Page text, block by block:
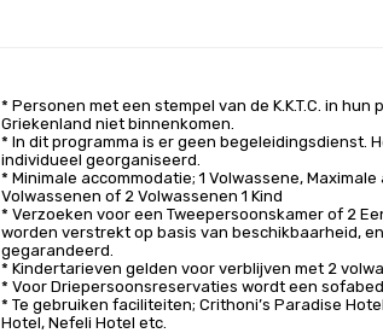
* Personen met een stempel van de K.K.T.C. in hun
Griekenland niet binnenkomen.
* In dit programma is er geen begeleidingsdienst.
individueel georganiseerd.
* Minimale accommodatie; 1 Volwassene,
Volwassenen of 2 Volwassenen 1 Kind
* Verzoeken voor een Tweepersoonskamer of 2
worden verstrekt op basis van beschikbaarheid,
gegarandeerd.
* Kindertarieven gelden voor verblijven met 2
* Voor Driepersoonsreservaties wordt een
* Te gebruiken faciliteiten;Crithoni’s Paradise
Hotel, Nefeli Hotel etc.